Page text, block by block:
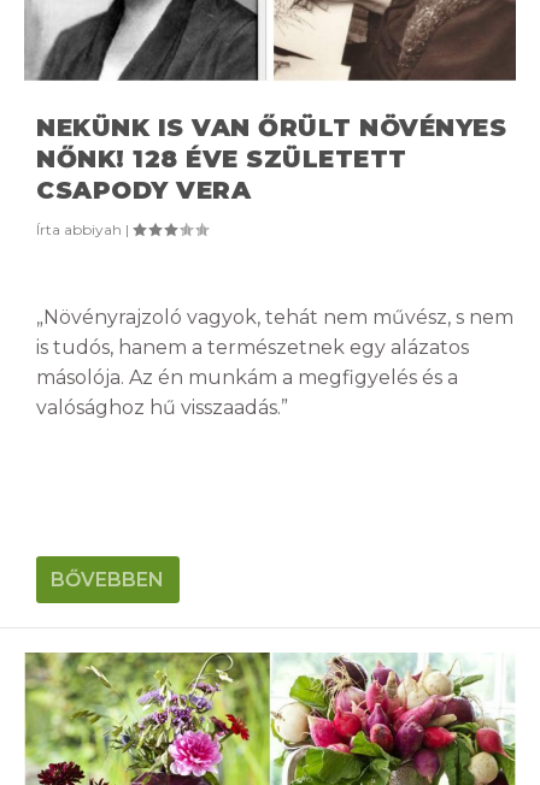
NEKÜNK IS VAN ŐRÜLT NÖVÉNYES
NŐNK! 128 ÉVE SZÜLETETT
CSAPODY VERA
Írta abbiyah |
„Növényrajzoló vagyok, tehát nem művész, s nem
is tudós, hanem a természetnek egy alázatos
másolója. Az én munkám a megfigyelés és a
valósághoz hű visszaadás.”
BŐVEBBEN